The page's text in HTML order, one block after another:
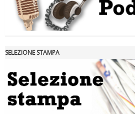
Tiziano Pesce nel Cda di Fondazione
SELEZIONE STAMPA